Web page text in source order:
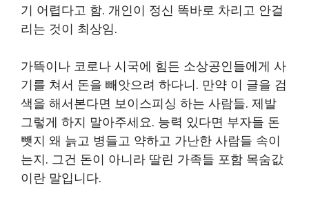
기 어렵다고 함. 개인이 정신 똑바로 차리고 안걸
리는 것이 최상임.
가뜩이나 코로나 시국에 힘든 소상공인들에게 사
기를 쳐서 돈을 빼앗으려 하다니. 만약 이 글을 검
색을 해서본다면 보이스피싱 하는 사람들. 제발
그렇게 하지 말아주세요. 능력 있다면 부자들 돈
뺏지 왜 늙고 병들고 약하고 가난한 사람들 속이
는지. 그건 돈이 아니라 딸린 가족들 포함 목숨값
이란 말입니다.